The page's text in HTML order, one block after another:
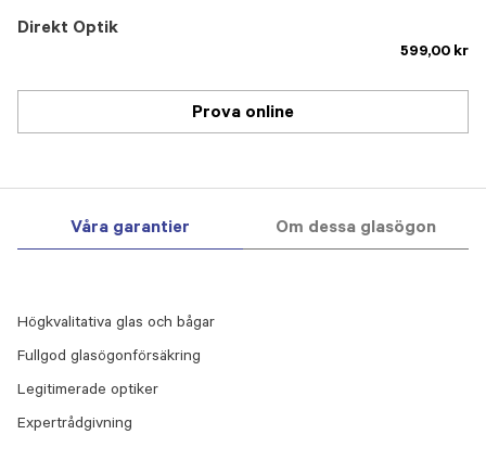
Direkt Optik
599,00 kr
Prova online
Våra garantier Om dessa glasögon
Högkvalitativa glas och bågar
Fullgod glasögonförsäkring
Legitimerade optiker
Expertrådgivning